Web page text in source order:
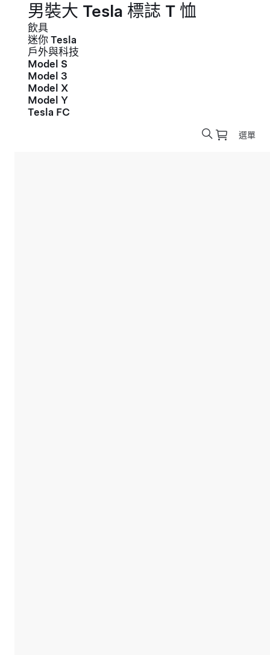
男裝大 Tesla 標誌 T 恤
飲具
迷你 Tesla
戶外與科技
Model S
Model 3
Model X
Model Y
Tesla FC
選單